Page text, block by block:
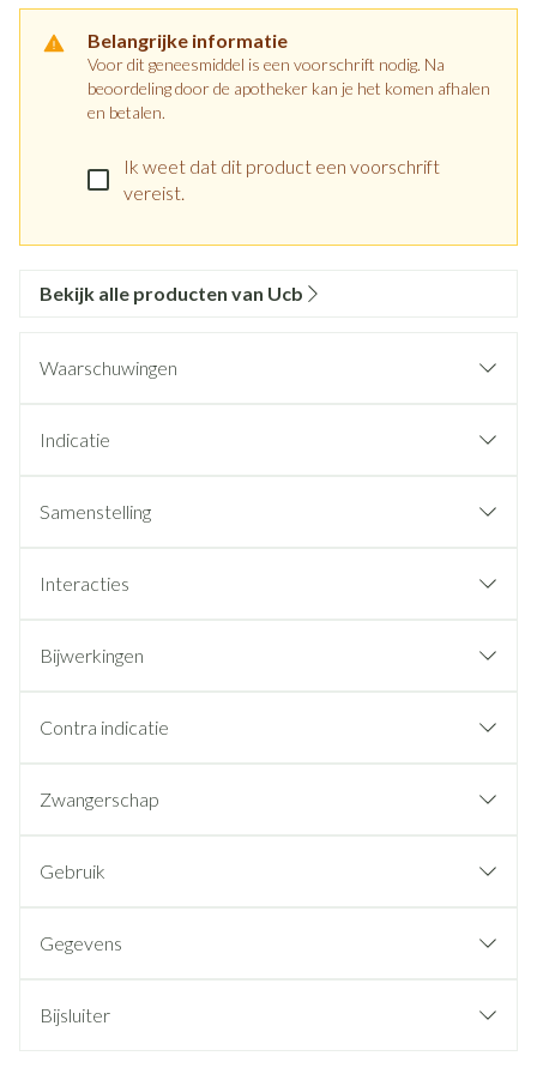
Belangrijke informatie
Voor dit geneesmiddel is een voorschrift nodig. Na
beoordeling door de apotheker kan je het komen afhalen
en betalen.
Ik weet dat dit product een voorschrift
vereist.
Bekijk alle producten van Ucb
Waarschuwingen
Indicatie
Samenstelling
Interacties
Bijwerkingen
Contra indicatie
Zwangerschap
Gebruik
Gegevens
Bijsluiter